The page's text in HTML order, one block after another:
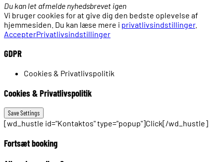
Du kan let afmelde nyhedsbrevet igen
Vi bruger cookies for at give dig den bedste oplevelse af
hjemmesiden. Du kan læse mere i privatlivsindstillinger.
AccepterPrivatlivsindstillinger
GDPR
Cookies & Privatlivspolitik
Cookies & Privatlivspolitik
[wd_hustle id="Kontaktos" type="popup"]Click[/wd_hustle]
Fortsæt booking